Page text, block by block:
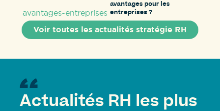
avantages pour les
entreprises ?
Voir toutes les actualités stratégie RH
Actualités RH les plus